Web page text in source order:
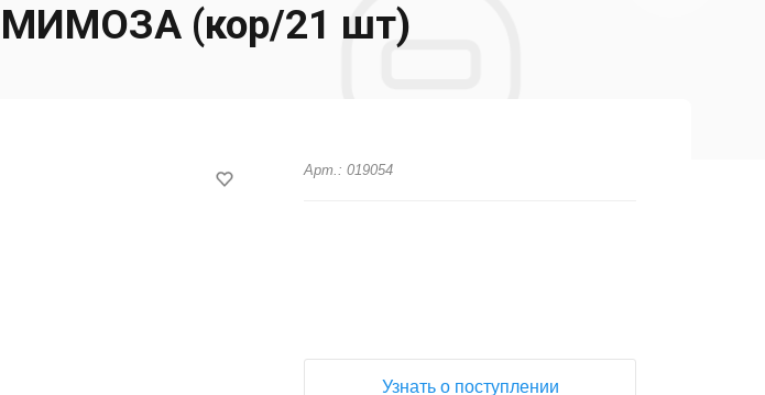
МИМОЗА (кор/21 шт)
Арт.: 019054
Узнать о поступлении